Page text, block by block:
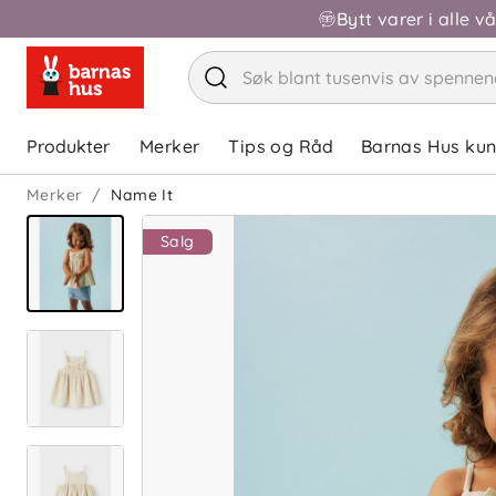
Bytt varer i alle
Produkter Merker Tips og Råd Barnas Hus
Merker Name It
Salg